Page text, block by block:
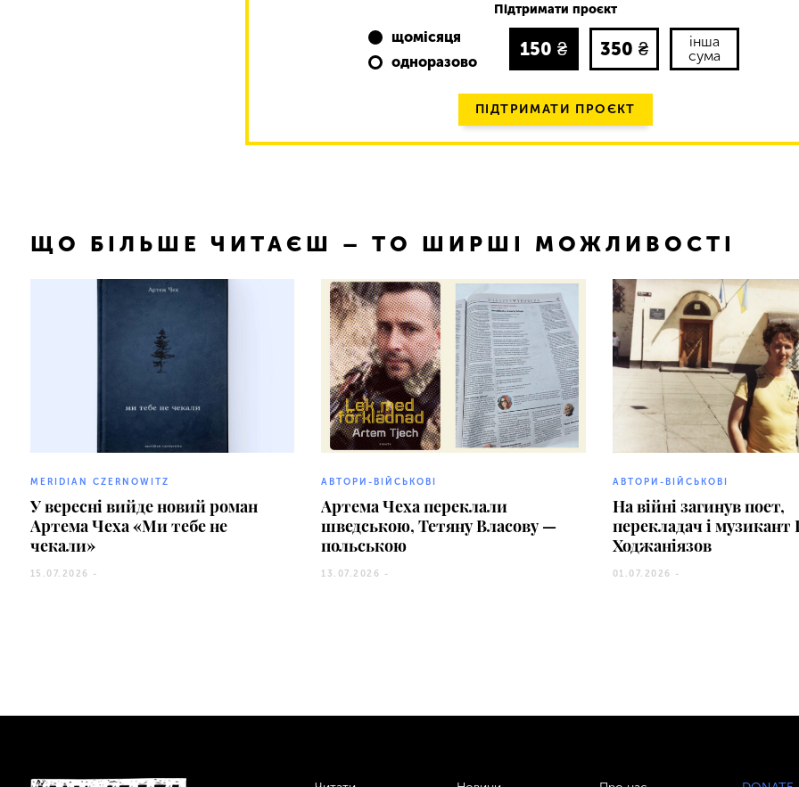
Підтримати проєкт
щомісяця
одноразово
150 ₴ 350 ₴
інша
сума
ПІДТРИМАТИ ПРОЄКТ
ЩО БІЛЬШЕ ЧИТАЄШ – ТО ШИРШІ МОЖЛИВОСТІ
MERIDIAN CZERNOWITZ
У вересні вийде новий роман
Артема Чеха «Ми тебе не
чекали»
15.07.2026 -
АВТОРИ-ВІЙСЬКОВІ
Артема Чеха переклали
шведською, Тетяну Власову —
польською
13.07.2026 -
АВТОРИ-ВІЙСЬКОВІ
На війні загинув поет,
перекладач і музикант
Ходжаніязов
01.07.2026 -